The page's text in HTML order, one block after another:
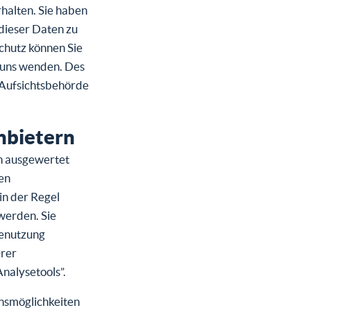
Sie haben
Daten zu
können Sie
wenden. Des
ausgewertet
der Regel
Sie